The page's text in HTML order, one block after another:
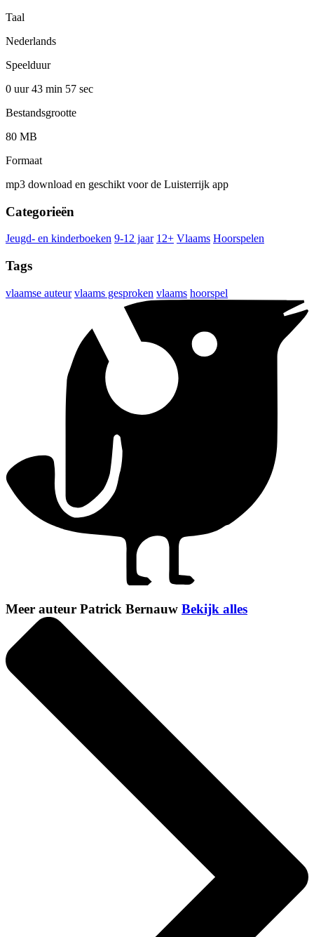
Taal
Nederlands
Speelduur
0 uur 43 min 57 sec
Bestandsgrootte
80 MB
Formaat
mp3 download en geschikt voor de Luisterrijk app
Categorieën
Jeugd- en kinderboeken 9-12 jaar 12+ Vlaams Hoorspelen
Tags
vlaamse auteur vlaams gesproken vlaams hoorspel
Meer auteur Patrick Bernauw Bekijk alles